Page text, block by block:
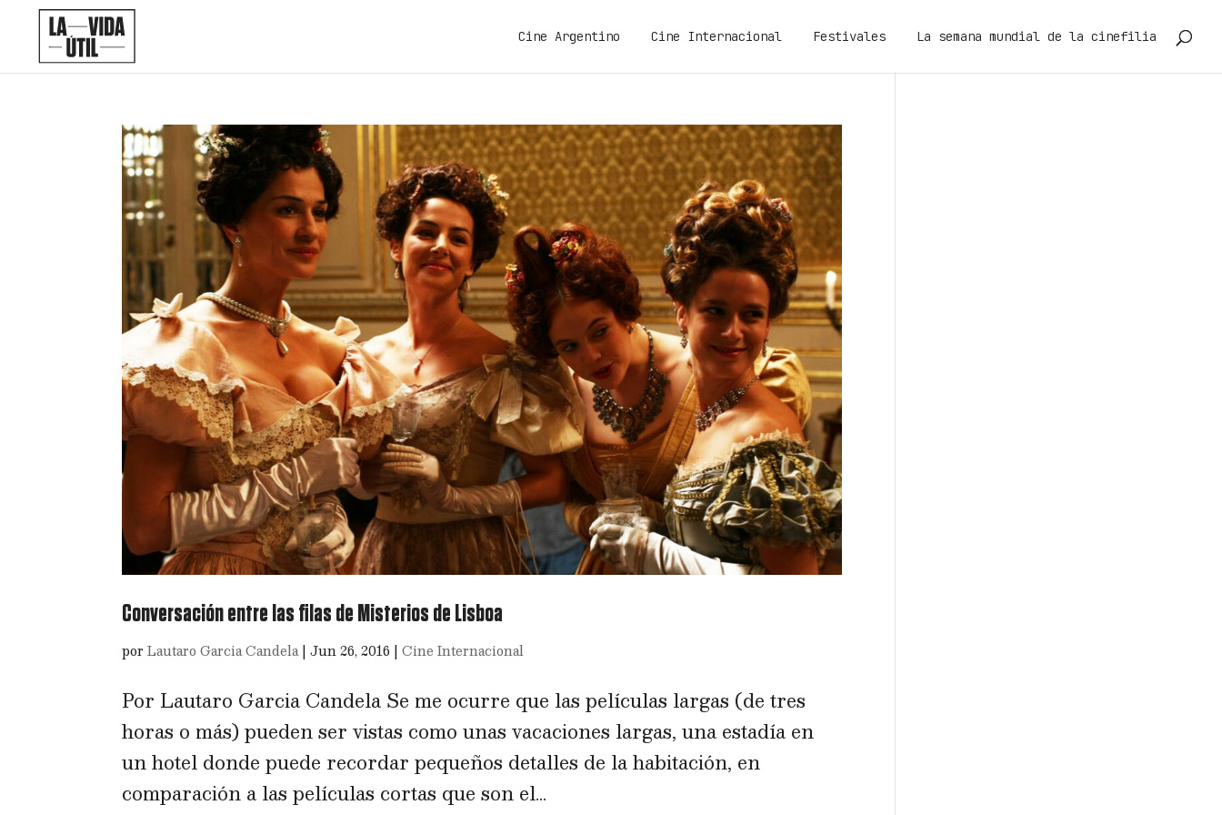
Cine Argentino Cine Internacional Festivales La semana mundial de la cinefilia
Conversación entre las filas de Misterios de Lisboa
porLautaro Garcia Candela|Jun 26, 2016 |Cine Internacional
Por Lautaro Garcia Candela Se me ocurre que las películas largas (de tres
horas o más) pueden ser vistas como unas vacaciones largas, una estadía en
un hotel donde puede recordar pequeños detalles de la habitación, en
comparación a las películas cortas que son el...